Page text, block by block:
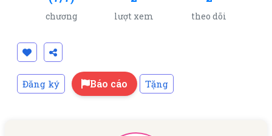
chương lượt xem theo dõi
Đăng ký Báo cáo Tặng